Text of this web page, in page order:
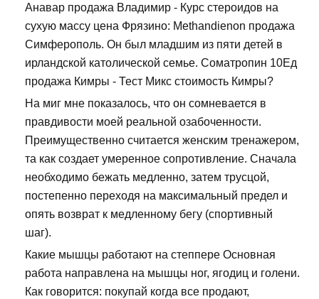
Анавар продажа Владимир - Курс стероидов на
сухую массу цена Фрязино: Methandienon продажа
Симферополь. Он был младшим из пяти детей в
ирландской католической семье. Cоматропин 10Ед
продажа Кимры - Тест Микс стоимость Кимры?
На миг мне показалось, что он сомневается в
правдивости моей реальной озабоченности.
Преимущественно считается женским тренажером,
та как создает умеренное сопротивление. Сначала
необходимо бежать медленно, затем трусцой,
постепенно переходя на максимальный предел и
опять возврат к медленному бегу (спортивный
шаг).
Какие мышцы работают на степпере Основная
работа направлена на мышцы ног, ягодиц и голени.
Как говорится: покупай когда все продают,